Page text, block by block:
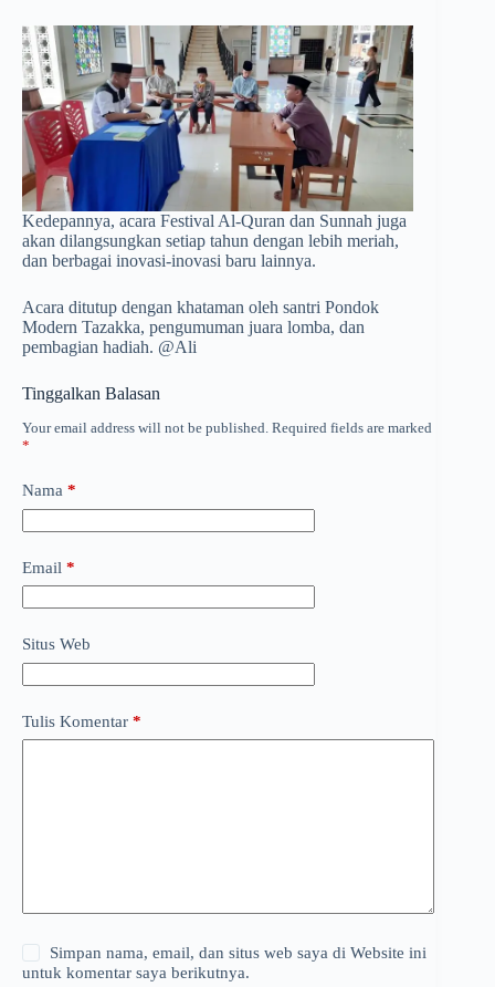
Kedepannya, acara Festival Al-Quran dan Sunnah juga
akan dilangsungkan setiap tahun dengan lebih meriah,
dan berbagai inovasi-inovasi baru lainnya.
Acara ditutup dengan khataman oleh santri Pondok
Modern Tazakka, pengumuman juara lomba, dan
pembagian hadiah. @Ali
Tinggalkan Balasan
Your email address will not be published. Required fields are marked
*
Nama *
Email *
Situs Web
Tulis Komentar *
Simpan nama, email, dan situs web saya di Website ini
untuk komentar saya berikutnya.